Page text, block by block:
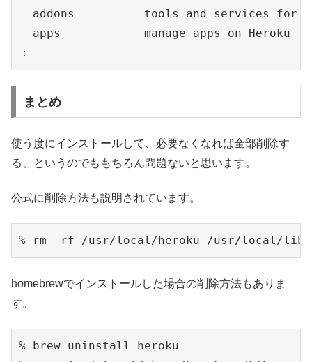
addons          tools and services for
  apps            manage apps on Heroku
：
まとめ
使う度にインストールして、必要なくなれば全部削除す
る、というのでももちろん問題ないと思います。
公式に削除方法も説明されています。
homebrewでインストールした場合の削除方法もありま
す。
% brew uninstall heroku